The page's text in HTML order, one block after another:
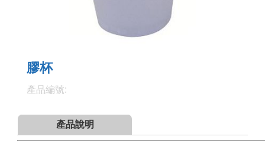
膠杯
產品編號:
產品說明